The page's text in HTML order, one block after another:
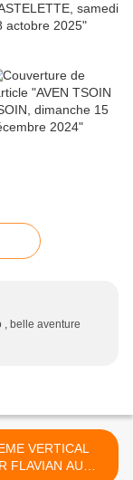
, belle aventure
VERTICAL
FLAVIAN AU